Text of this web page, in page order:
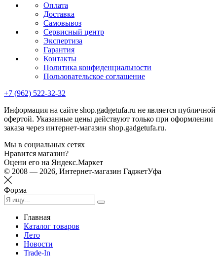
Оплата
Доставка
Самовывоз
Сервисный центр
Экспертиза
Гарантия
Контакты
Политика конфиденциальности
Пользовательское соглашение
+7 (962) 522-32-32
Информация на сайте shop.gadgetufa.ru не является публичной
офертой. Указанные цены действуют только при оформлении
заказа через интернет-магазин shop.gadgetufa.ru.
Мы в социальных сетях
Нравится магазин?
Оцени его на Яндекс.Маркет
© 2008 — 2026, Интернет-магазин ГаджетУфа
Форма
Главная
Каталог товаров
Лето
Новости
Trade-In